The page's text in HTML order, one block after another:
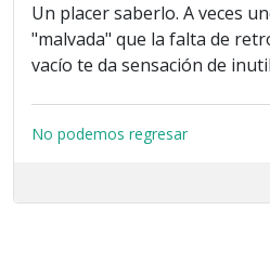
Un placer saberlo. A veces
"malvada" que la falta de
vacío te da sensación de
No podemos regresar